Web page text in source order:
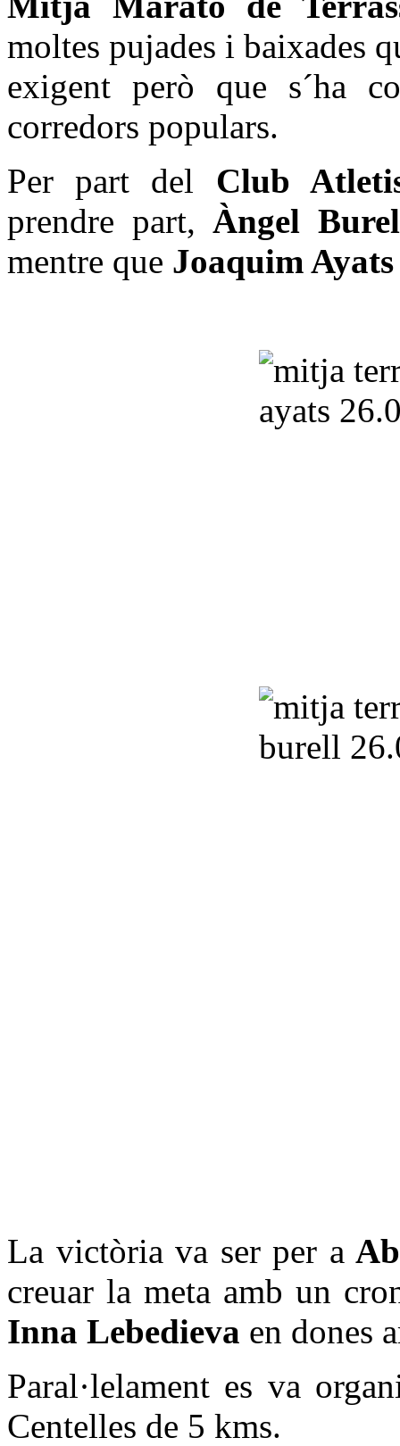
moltes pujades i baixades
exigent però que s´ha
corredors populars.
Per part del Club
prendre part,Àngel
mentre que Joaquim Ayats
La victòria va ser per a
creuar la meta amb un
Inna Lebedieva en dones
Paral·lelament es va
Centelles de 5 kms.